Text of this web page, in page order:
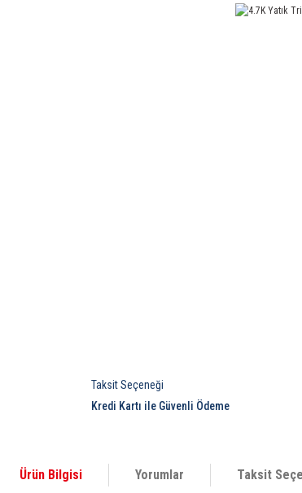
Taksit Seçeneği
Kredi Kartı ile Güvenli Ödeme
Ürün Bilgisi Yorumlar Taksit